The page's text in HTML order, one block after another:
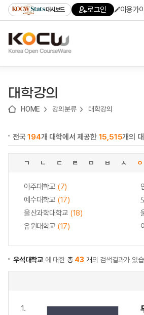
기
기
기
content)
가
대시보드 로그인 이용가
대학강의
HOME 강의분류 대학강의
전국194개 대학에서 제공한 15,515개의
ㄱ ㄴ ㄷ ㄹ ㅁ ㅂ ㅅ ㅇ
아주대학교 (7)
예수대학교 (17)
울산과학대학교 (18)
유원대학교 (17)
우석대학교 에 대한 총 43 개의 검색결과가 있
1.